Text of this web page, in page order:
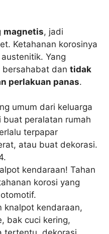
magnetis, jadi
Ketahanan korosinya
Yang
bersahabat dantidak
perlakuan panas.
umum dari keluarga
peralatan rumah
terpapar
atau buat dekorasi.
kendaraan! Tahan
korosi yang
knalpot kendaraan,
bak cuci kering,